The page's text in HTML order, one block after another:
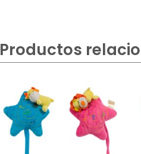
Productos